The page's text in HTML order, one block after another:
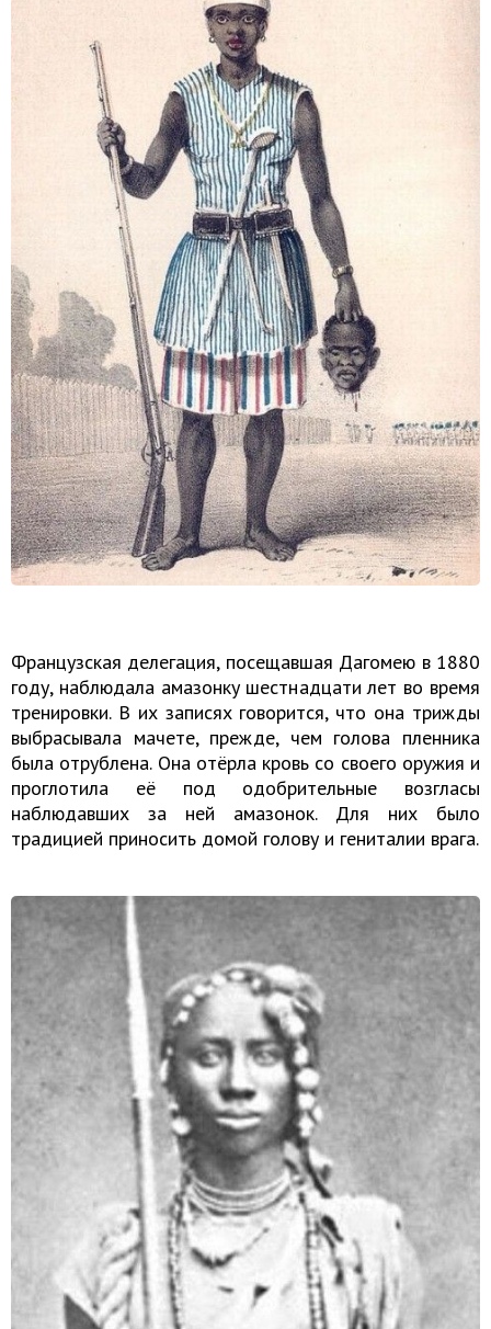
Французская делегация, посещавшая Дагомею в 1880
году, наблюдала амазонку шестнадцати лет во время
тренировки. В их записях говорится, что она трижды
выбрасывала мачете, прежде, чем голова пленника
была отрублена. Она отёрла кровь со своего оружия и
проглотила её под одобрительные возгласы
наблюдавших за ней амазонок. Для них было
традицией приносить домой голову и гениталии врага.